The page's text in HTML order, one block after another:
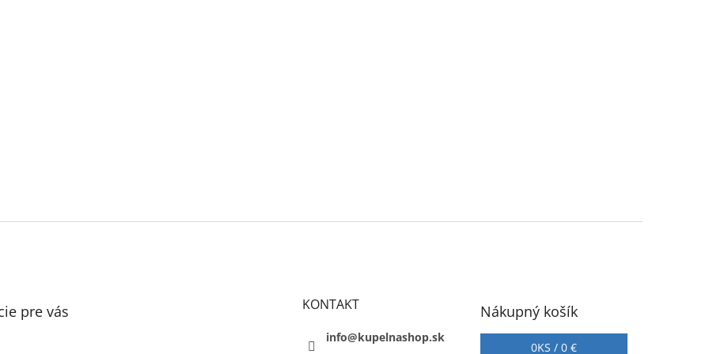
pre vás KONTAKT
info@kupelnashop.sk
Nákupný košík
0KS /0 €